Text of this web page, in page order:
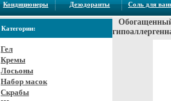
Кондиционеры Дезодоранты Соль для
Категории:
Гел
Кремы
Лосьоны
Набор масок
Скрабы